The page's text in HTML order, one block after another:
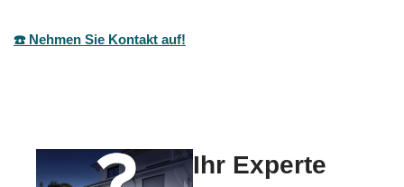
☎️ Nehmen Sie Kontakt auf!
Ihr Experte